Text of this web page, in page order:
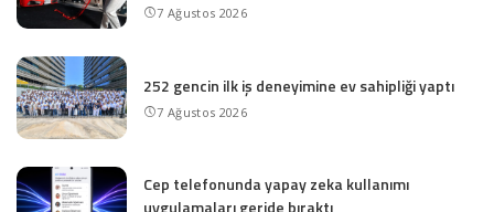
7 Ağustos 2026
252 gencin ilk iş deneyimine ev sahipliği yaptı
7 Ağustos 2026
Cep telefonunda yapay zeka kullanımı
uygulamaları geride bıraktı